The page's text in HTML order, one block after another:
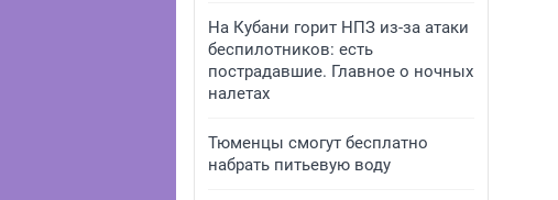
На Кубани горит НПЗ из-за атаки
беспилотников: есть
пострадавшие. Главное о ночных
налетах
Тюменцы смогут бесплатно
набрать питьевую воду